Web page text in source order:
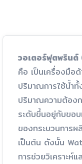
วอเตอร์ฟุตพริน
คือ เป็นเครื่องมือ
ปริมาณการใช้น้ำ
ปริมาณความต้องก
ระดับขึ้นอยู่กับขอ
ของกระบวนการ
เป็นต้น ดังนั้น
การช่วยวิเคราะห์